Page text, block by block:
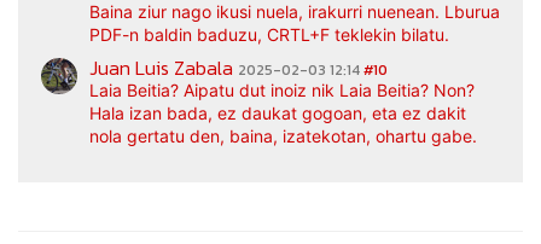
Baina ziur nago ikusi nuela, irakurri nuenean. Lburua
PDF-n baldin baduzu, CRTL+F teklekin bilatu.
Juan Luis Zabala 2025-02-03 12:14#10
Laia Beitia? Aipatu dut inoiz nik Laia Beitia? Non?
Hala izan bada, ez daukat gogoan, eta ez dakit
nola gertatu den, baina, izatekotan, ohartu gabe.